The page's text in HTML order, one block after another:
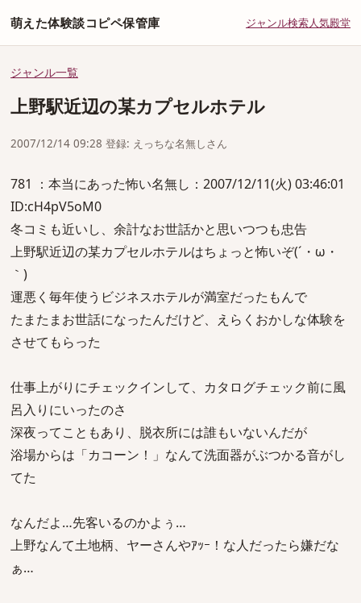
萌えた体験談コピペ保管庫 ジャンル検索人気殿堂
ジャンル一覧
上野駅近辺の某カプセルホテル
2007/12/14 09:28 登録: えっちな名無しさん
781 ：本当にあった怖い名無し：2007/12/11(火) 03:46:01
ID:cH4pV5oM0
冬コミも近いし、余計なお世話かと思いつつも忠告
上野駅近辺の某カプセルホテルはちょっと怖いぞ(´・ω・
｀)
運悪く毎年使うビジネスホテルが満室だったもんで
たまたまお世話になったんだけど、えらくおかしな体験を
させてもらった
仕事上がりにチェックインして、カタログチェック前に風
呂入りにいったのさ
深夜ってこともあり、脱衣所には誰もいないんだが
浴場からは「カコーン！」なんて洗面器がぶつかる音がし
てた
なんだよ…先客いるのかよぅ…
上野なんて土地柄、ヤーさんやｱｯｰ！な人だったら嫌だな
ぁ…